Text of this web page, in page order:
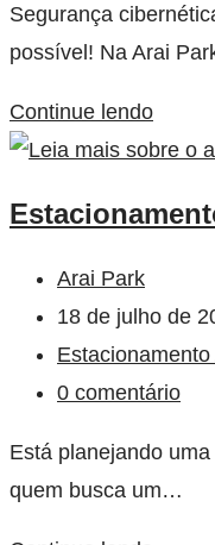
Segurança
possível! Na Arai
Continue lendo
Arai Park
18 de julho de
0 comentário
Está planejando
quem busca um…